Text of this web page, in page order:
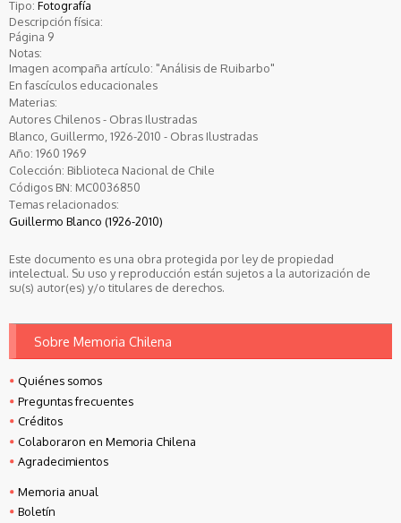
Tipo: Fotografía
Descripción física:
Página 9
Notas:
Imagen acompaña artículo: "Análisis de Ruibarbo"
En fascículos educacionales
Materias:
Autores Chilenos - Obras Ilustradas
Blanco, Guillermo, 1926-2010 - Obras Ilustradas
Año: 1960 1969
Colección: Biblioteca Nacional de Chile
Códigos BN: MC0036850
Temas relacionados:
Guillermo Blanco (1926-2010)
Este documento es una obra protegida por ley de propiedad
intelectual. Su uso y reproducción están sujetos a la autorización de
su(s) autor(es) y/o titulares de derechos.
Sobre Memoria Chilena
Quiénes somos
Preguntas frecuentes
Créditos
Colaboraron en Memoria Chilena
Agradecimientos
Memoria anual
Boletín